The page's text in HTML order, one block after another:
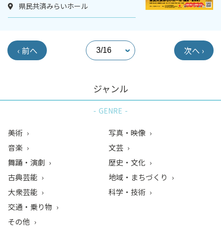
県民共済みらいホール
‹ 前へ 次へ ›
ジャンル
GENRE
美術
音楽
舞踊・演劇
古典芸能
大衆芸能
写真・映像
文芸
歴史・文化
地域・まちづくり
科学・技術
交通・乗り物
その他